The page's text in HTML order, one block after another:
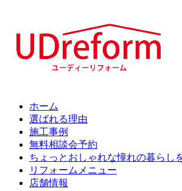
ホーム
選ばれる理由
施工事例
無料相談会予約
ちょっとおしゃれな憧れの暮らし
リフォームメニュー
店舗情報